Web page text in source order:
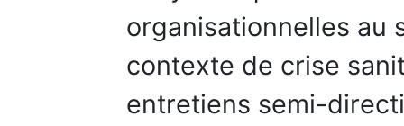
organisationnelles au
contexte de crise
entretiens semi-